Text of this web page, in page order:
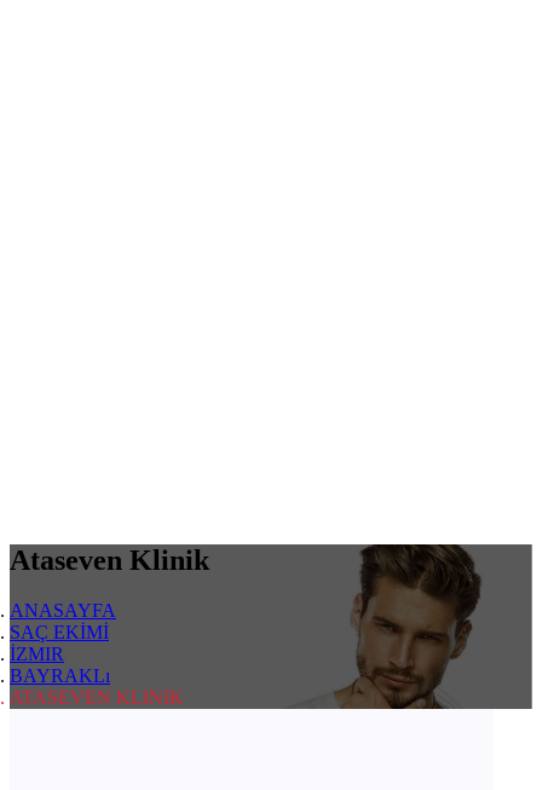
Ataseven Klinik
ANASAYFA
SAÇ EKİMİ
İZMIR
BAYRAKLı
ATASEVEN KLINIK